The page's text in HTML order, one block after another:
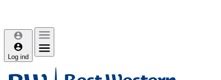
Log ind